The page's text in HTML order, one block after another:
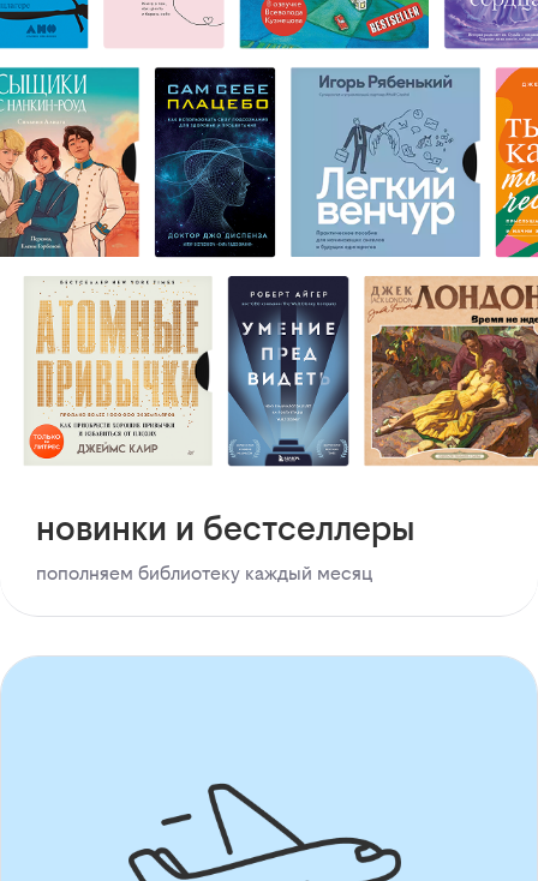
новинки и бестселлеры
пополняем библиотеку каждый месяц